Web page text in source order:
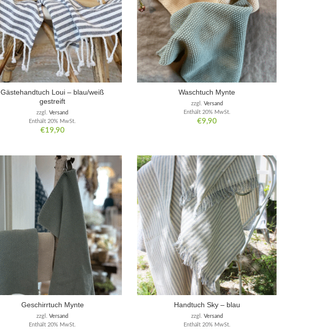
Gästehandtuch Loui – blau/weiß
gestreift
€19,90
Enthält 20% MwSt.
zzgl.Versand
Waschtuch Mynte
€9,90
Enthält 20% MwSt.
zzgl. Versand
Geschirrtuch Mynte
Enthält 20% MwSt.
zzgl.Versand
Handtuch Sky – blau
Enthält 20% MwSt.
zzgl. Versand